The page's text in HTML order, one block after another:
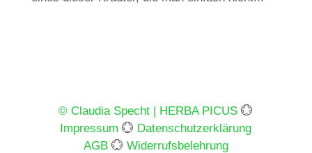
© Claudia Specht | HERBA PICUS 💮
Impressum 💮 Datenschutzerklärung
AGB💮 Widerrufsbelehrung